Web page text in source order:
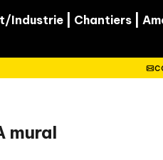
Industrie Chantiers
mural